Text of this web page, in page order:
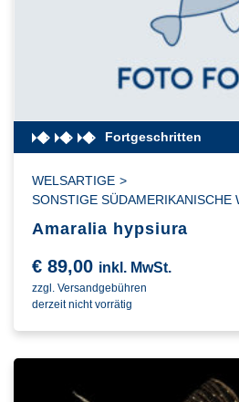
Fortgeschritten
WELSARTIGE >
SONSTIGE SÜDAMERIKANISCHE
Amaralia hypsiura
€ 89,00 inkl. MwSt.
zzgl. Versandgebühren
derzeit nicht vorrätig